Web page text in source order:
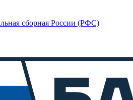
сборная России (РФС)